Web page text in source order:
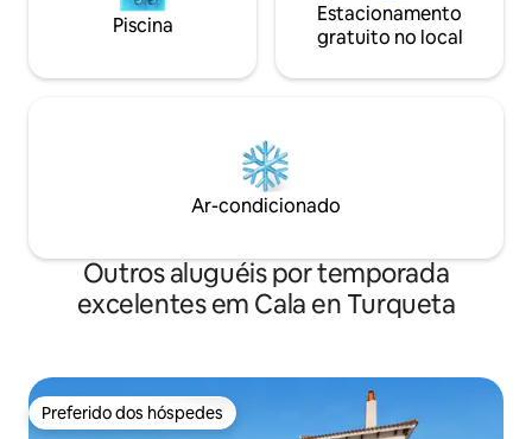
Piscina
Estacionamento
gratuito no local
Ar-condicionado
Outros aluguéis por temporada
excelentes em Cala en Turqueta
Preferido dos hóspedes
Preferido dos hóspedes